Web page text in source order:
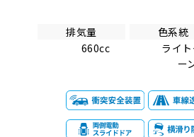
排気量
660cc
色系統
ライト
ー